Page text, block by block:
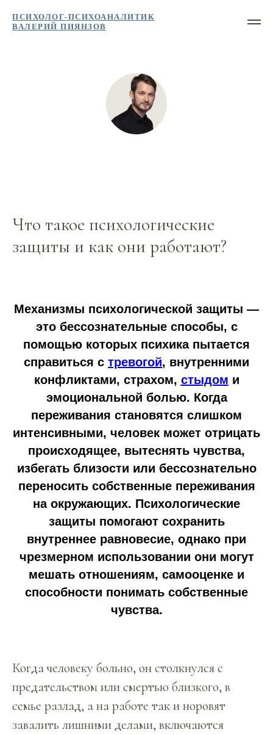
ПСИХОЛОГ-ПСИХОАНАЛИТИК
ВАЛЕРИЙ ПИЯНЗОВ
Что такое психологические
защиты и как они работают?
Механизмы психологической защиты —
это бессознательные способы, с
помощью которых психика пытается
справиться с тревогой, внутренними
конфликтами, страхом, стыдом и
эмоциональной болью. Когда
переживания становятся слишком
интенсивными, человек может отрицать
происходящее, вытеснять чувства,
избегать близости или бессознательно
переносить собственные переживания
на окружающих. Психологические
защиты помогают сохранить
внутреннее равновесие, однако при
чрезмерном использовании они могут
мешать отношениям, самооценке и
способности понимать собственные
чувства.
Когда человеку больно, он столкнулся с
предательством или смертью близкого, в
семье разлад, а на работе так и норовят
завалить лишними делами, включаются